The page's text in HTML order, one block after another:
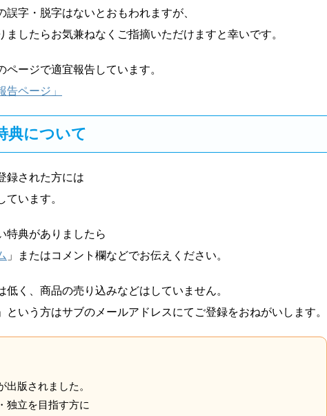
字・脱字はないとおもわれますが、
ましたらお気兼ねなくご指摘いただけますと幸いです。
ージで適宜報告しています。
告ページ」
典について
録された方には
います。
特典がありましたら
」またはコメント欄などでお伝えください。
低く、商品の売り込みなどはしていません。
という方はサブのメールアドレスにてご登録をおねがいします。
出版されました。
独立を目指す方に